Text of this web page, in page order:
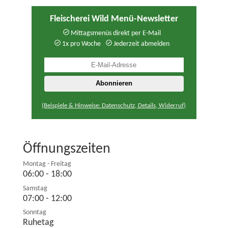
Fleischerei Wild Menü-Newsletter
Mittagsmenüs direkt per E-Mail
1x pro Woche
Jederzeit abmelden
(Beispiele & Hinweise: Datenschutz, Details, Widerruf)
Öffnungszeiten
Montag - Freitag
06:00 - 18:00
Samstag
07:00 - 12:00
Sonntag
Ruhetag